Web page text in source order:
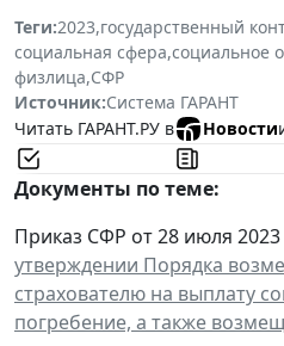
Теги:2023,государственный
социальная сфера,социальное
физлица,СФР
Источник:Система ГАРАНТ
Читать ГАРАНТ.РУ в
Новости
Документы по теме:
Приказ СФР от 28 июля
утверждении Порядка
страхователю на выплату
погребение, а также